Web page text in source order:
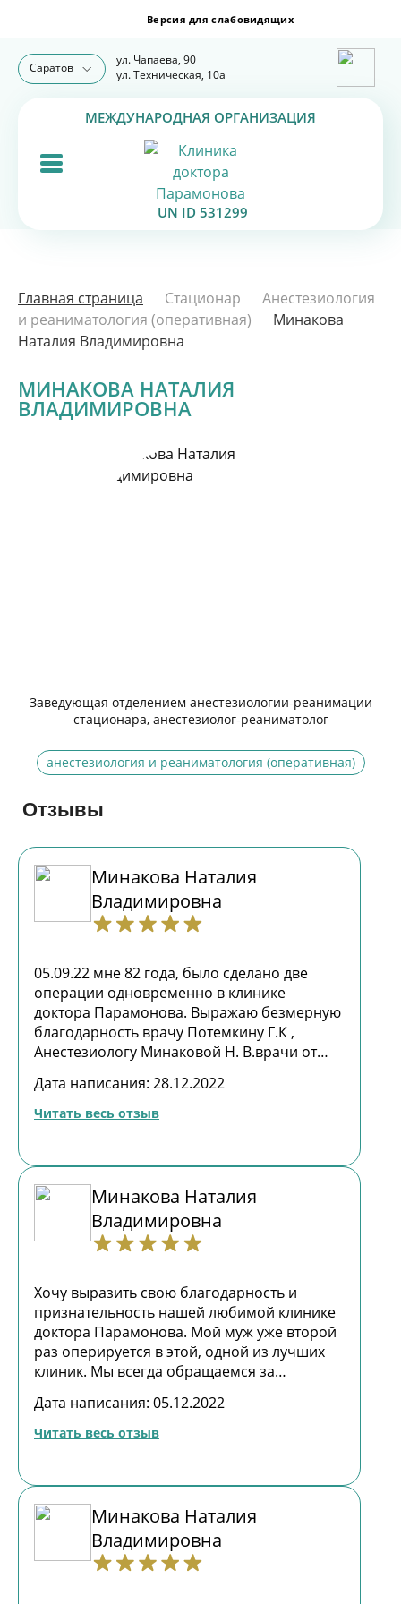
Саратов
ул. Чапаева, 90
ул. Техническая, 10а
МЕЖДУНАРОДНАЯ ОРГАНИЗАЦИЯ
UN ID 531299
Главная страница Стационар
Анестезиология
и реаниматология (оперативная)
Минакова
Наталия Владимировна
МИНАКОВА НАТАЛИЯ
ВЛАДИМИРОВНА
Заведующая отделением анестезиологии-реанимации
стационара, анестезиолог-реаниматолог
анестезиология и реаниматология (оперативная)
Отзывы
Минакова Наталия
Владимировна
05.09.22 мне 82 года, было сделано две
операции одновременно в клинике
доктора Парамонова. Выражаю безмерную
благодарность врачу Потемкину Г.К ,
Анестезиологу Минаковой Н. В.врачи от
мастерство и профессионализм в своем
деле, за внимание и заботу о своих
отлично. Очень хочется, чтобы больше
было таких высококлассных специалистов,
которым веришь безоговорочно. Здоровья
Вам, Георгий Константинович, Наталия
Владимировна, и дальнейших успехов в
огромное спасибо!!! Процветания всей
клиники Парамонова В. Ольга Рицкая
Дата написания: 28.12.2022
Читать весь отзыв
Минакова Наталия
Владимировна
Хочу выразить свою благодарность и
признательность нашей любимой клинике
доктора Парамонова. Мой муж уже второй
раз оперируется в этой, одной из лучших
клиник. Мы всегда обращаемся за
поводу обследования, и по поводу
лечения. Высококлассные специалисты,
Вадиму Владимировичу, урологам
Потемкину Георгию Константиновичу,
Бикбаеву Руслану Ренатовичу. Моему мужу
была успешно сделана двойная операция. .
Благодаря опыту высококлассного врача
Дата написания: 05.12.2022
Читать весь отзыв
Минакова Наталия
Владимировна